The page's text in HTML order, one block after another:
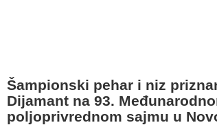
Šampionski pehar i niz
Dijamant na 93.
poljoprivrednom sajmu u